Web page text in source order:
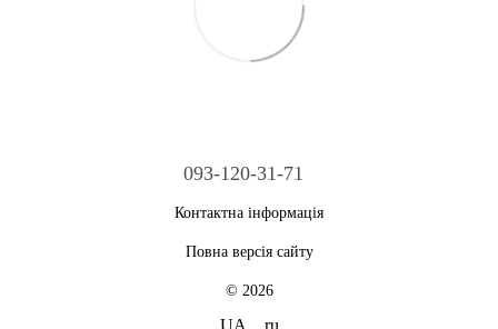
093-120-31-71
Контактна інформація
Повна версія сайту
© 2026